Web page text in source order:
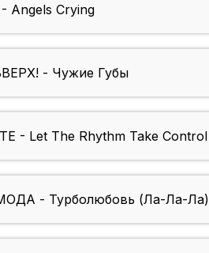
- Angels Crying
- Чужие Губы
- Let The Rhythm Take Control
- Турболюбовь (Ла-Ла-Ла)